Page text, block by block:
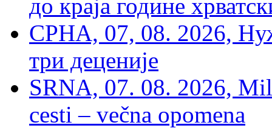
до краја године
СРНА, 07, 08. 2026,
три деценије
SRNA, 07. 08. 2026,
cesti – večna opomena